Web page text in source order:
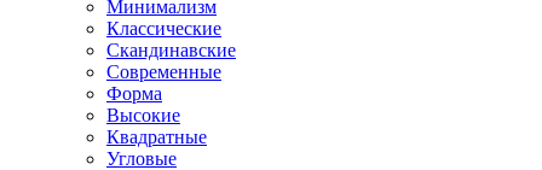
Минимализм
Классические
Скандинавские
Современные
Форма
Высокие
Квадратные
Угловые